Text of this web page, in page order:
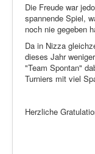
Die Freude war
spannende Spiel,
noch nie gegeben
Da in Nizza
dieses Jahr
"Team Spontan"
Turniers mit viel
Herzliche